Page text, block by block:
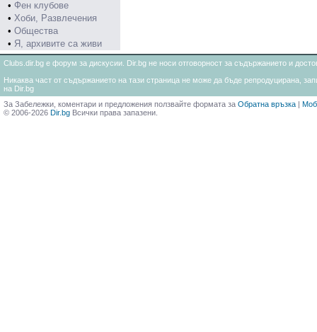
• Фен клубове
• Хоби, Развлечения
• Общества
• Я, архивите са живи
Clubs.dir.bg е форум за дискусии. Dir.bg не носи отговорност за съдържанието и
Никаква част от съдържанието на тази страница не може да бъде репродуцирана,
на Dir.bg
За Забележки, коментари и предложения ползвайте формата за Обратна връзка |
© 2006-2026 Dir.bg Всички права запазени.